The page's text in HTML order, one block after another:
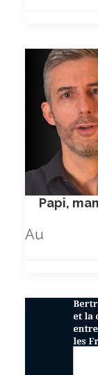
Papi,
Au